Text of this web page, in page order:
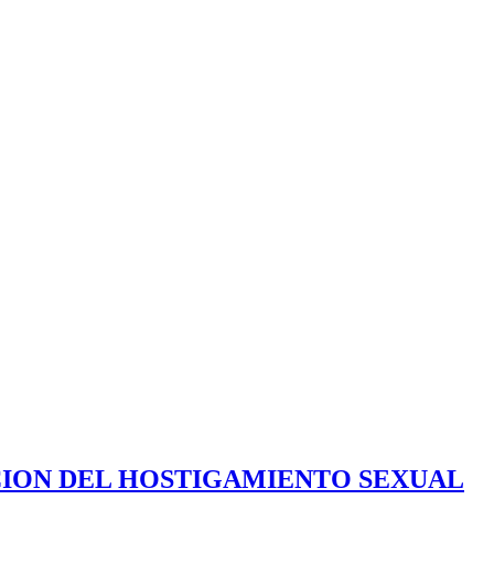
DEL HOSTIGAMIENTO SEXUAL